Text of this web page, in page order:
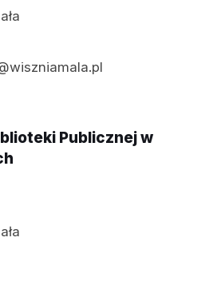
Publicznej w